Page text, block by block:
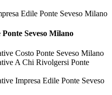
Edile Ponte Seveso Milano
Seveso Milano
Costo Ponte Seveso Milano
A Chi Rivolgersi Ponte
Impresa Edile Ponte Seveso